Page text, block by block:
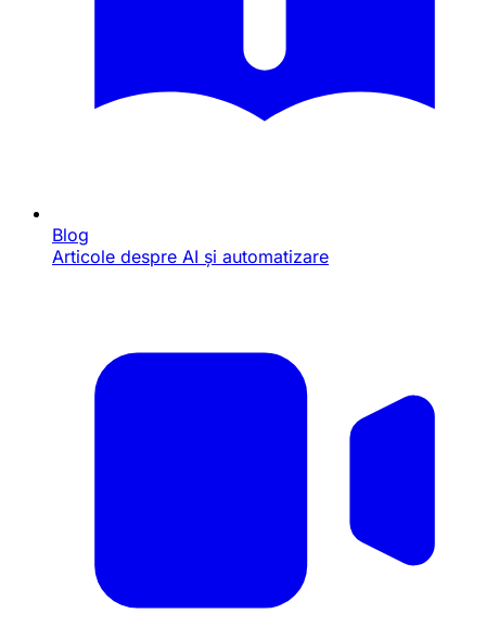
Blog
Articole despre AI și automatizare